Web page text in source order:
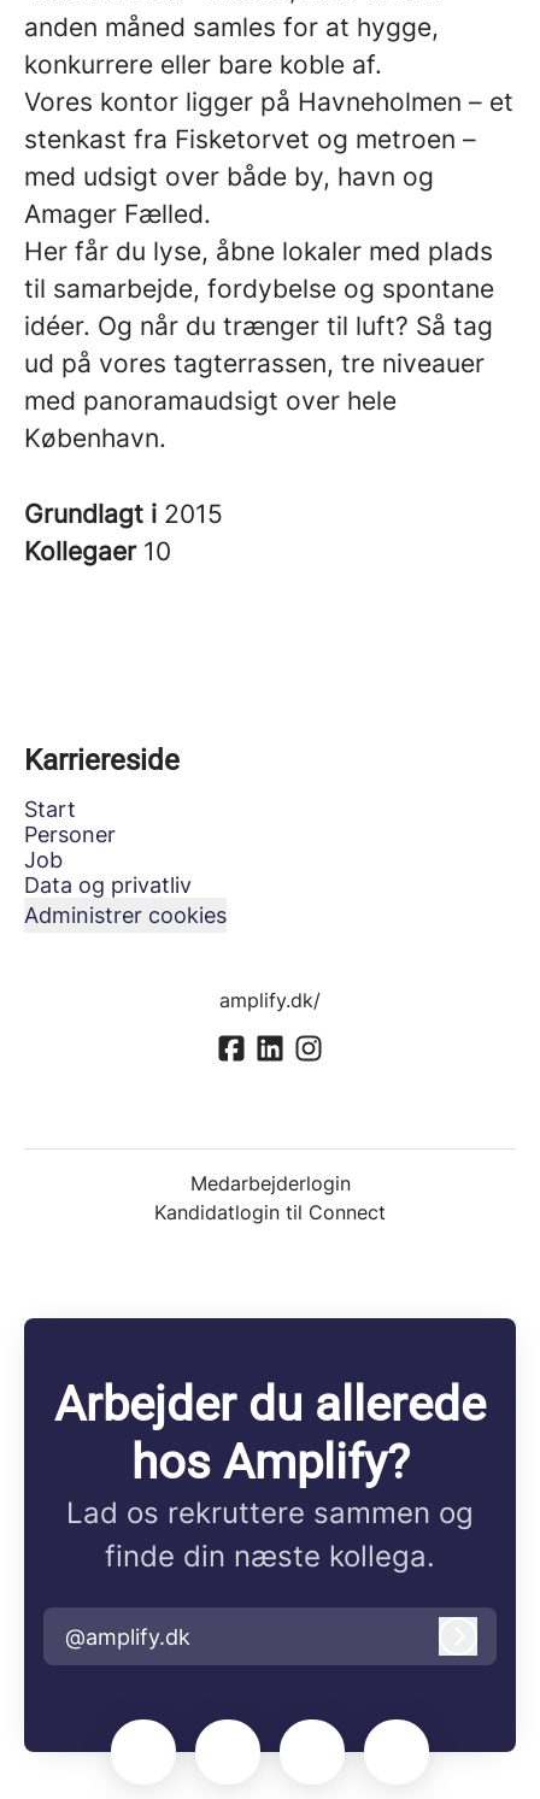
anden måned samles for at hygge,
konkurrere eller bare koble af.
Vores kontor ligger på Havneholmen – et
stenkast fra Fisketorvet og metroen –
med udsigt over både by, havn og
Amager Fælled.
Her får du lyse, åbne lokaler med plads
til samarbejde, fordybelse og spontane
idéer. Og når du trænger til luft? Så tag
ud på vores tagterrassen, tre niveauer
med panoramaudsigt over hele
København.
Grundlagt i 2015
Kollegaer 10
Karriereside
Start
Personer
Job
Data og privatliv
Administrer cookies
amplify.dk/
Medarbejderlogin
Kandidatlogin til Connect
Arbejder du allerede
hos Amplify?
Lad os rekruttere sammen og
finde din næste kollega.
@amplify.dk